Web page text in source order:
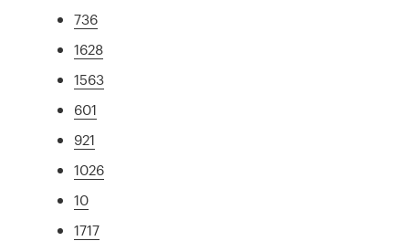
736
1628
1563
601
921
1026
10
1717